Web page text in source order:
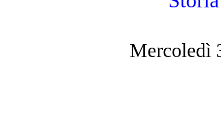
Mercoledì